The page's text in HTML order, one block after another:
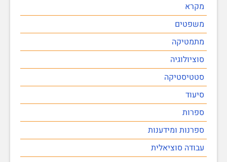
מקרא
משפטים
מתמטיקה
סוציולוגיה
סטטיסטיקה
סיעוד
ספרות
ספרנות ומידענות
עבודה סוציאלית